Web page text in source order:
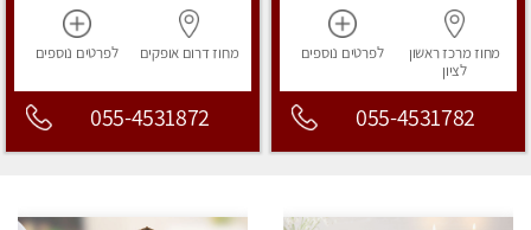
מחוז מרכזראשון
לציון
לפרטים נוספים
055-4531782
מחוז דרום אופקים לפרטים נוספים
055-4531872